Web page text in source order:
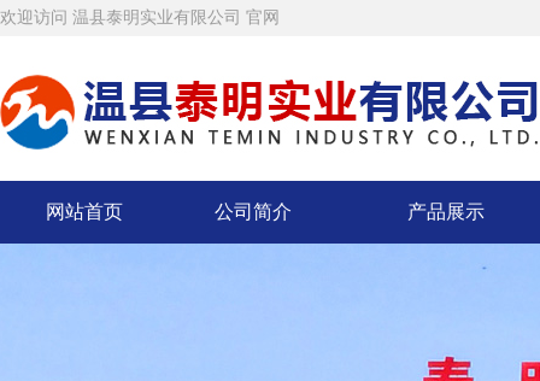
欢迎访问 温县泰明实业有限公司 官网
网站首页 公司简介 产品展示